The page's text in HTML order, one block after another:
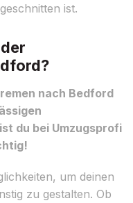
ist.
nach Bedford
du bei Umzugsprofi
um deinen
zu gestalten. Ob